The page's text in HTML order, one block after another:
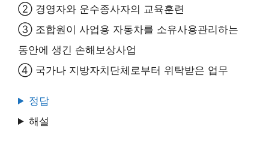
② 경영자와 운수종사자의 교육훈련
③ 조합원이 사업용 자동차를 소유사용관리하는
동안에 생긴 손해보상사업
④ 국가나 지방자치단체로부터 위탁받은 업무
정답
해설